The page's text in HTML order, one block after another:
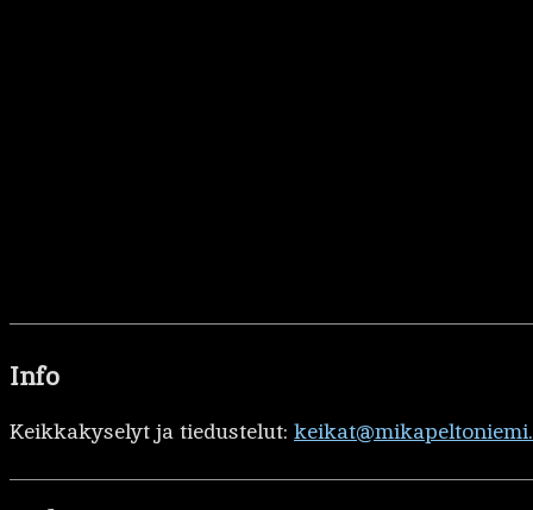
Info
Keikkakyselyt ja tiedustelut: